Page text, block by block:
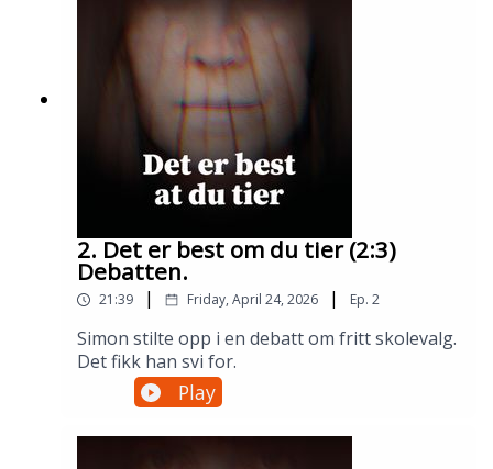
2. Det er best om du tier (2:3)
Debatten.
21:39 | Friday, April 24, 2026 | Ep. 2
Simon stilte opp i en debatt om fritt skolevalg.
Det fikk han svi for.
Play